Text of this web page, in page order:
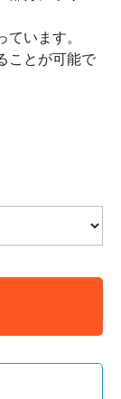
います。
ことが可能で